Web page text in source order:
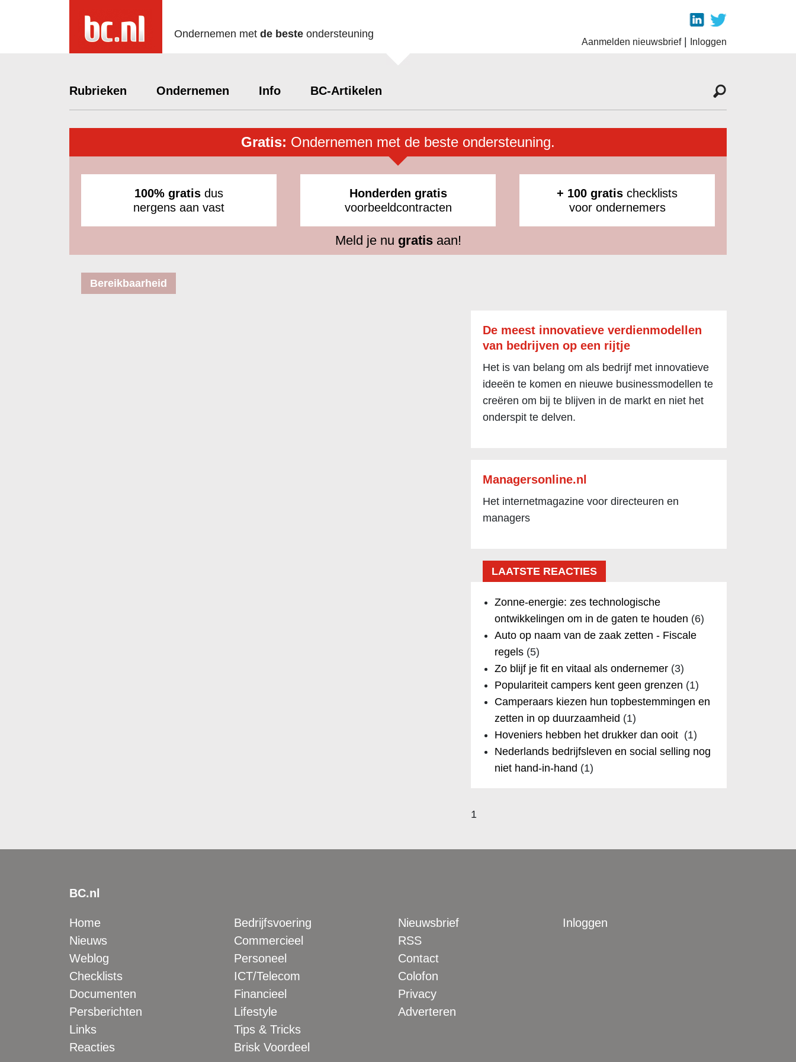
Ondernemen met de beste ondersteuning
Aanmelden nieuwsbrief| Inloggen
Rubrieken Ondernemen Info BC-Artikelen
Gratis: Ondernemen met de beste ondersteuning.
100% gratis dus
nergens aan vast
Honderden gratis
voorbeeldcontracten
+ 100 gratis checklists
voor ondernemers
Meld je nu gratisaan!
Bereikbaarheid
De meest innovatieve verdienmodellen
van bedrijven op een rijtje
Het is van belang om als bedrijf met innovatieve
ideeën te komen en nieuwe businessmodellen te
creëren om bij te blijven in de markt en niet het
onderspit te delven.
Managersonline.nl
Het internetmagazine voor directeuren en
managers
LAATSTE REACTIES
Zonne-energie: zes technologische
ontwikkelingen om in de gaten te houden (6)
Auto op naam van de zaak zetten - Fiscale
regels(5)
Zo blijf je fit en vitaal als ondernemer(3)
Populariteit campers kent geen grenzen (1)
Camperaars kiezen hun topbestemmingen en
zetten in op duurzaamheid (1)
Hoveniers hebben het drukker dan ooit (1)
Nederlands bedrijfsleven en social selling nog
niet hand-in-hand (1)
1
BC.nl
Home
Nieuws
Weblog
Checklists
Documenten
Persberichten
Links
Reacties
Bedrijfsvoering
Commercieel
Personeel
ICT/Telecom
Financieel
Lifestyle
Tips & Tricks
Brisk Voordeel
Nieuwsbrief
RSS
Contact
Colofon
Privacy
Adverteren
Inloggen